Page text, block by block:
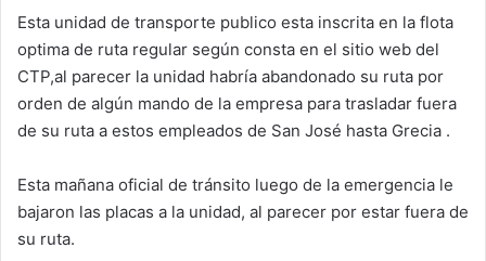
Esta unidad de transporte publico esta inscrita en la flota
optima de ruta regular según consta en el sitio web del
CTP,al parecer la unidad habría abandonado su ruta por
orden de algún mando de la empresa para trasladar fuera
de su ruta a estos empleados de San José hasta Grecia .
Esta mañana oficial de tránsito luego de la emergencia le
bajaron las placas a la unidad, al parecer por estar fuera de
su ruta.